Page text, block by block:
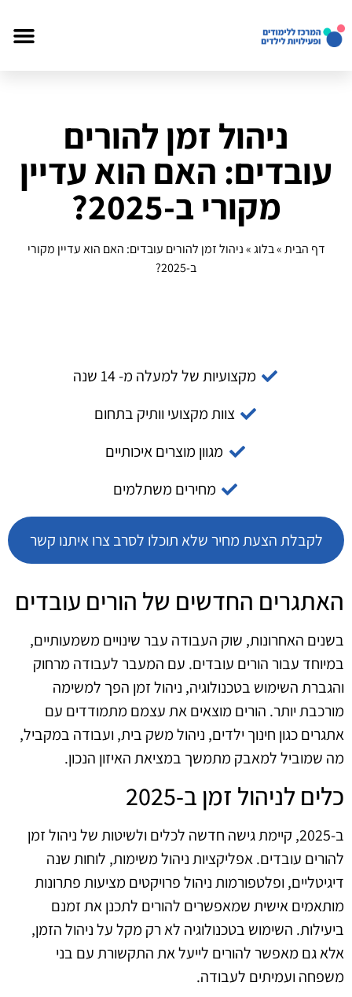
ניהול זמן להורים
עובדים: האם הוא עדיין
מקורי ב-2025?
דף הבית»בלוג»ניהול זמן להורים עובדים: האם הוא עדיין מקורי
ב-2025?
מקצועיות של למעלה מ- 14 שנה
צוות מקצועי וותיק בתחום
מגוון מוצרים איכותיים
מחירים משתלמים
לקבלת הצעת מחיר שלא תוכלו לסרב צרו איתנו קשר
האתגרים החדשים של הורים עובדים
בשנים האחרונות, שוק העבודה עבר שינויים משמעותיים,
במיוחד עבור הורים עובדים. עם המעבר לעבודה מרחוק
והגברת השימוש בטכנולוגיה, ניהול זמן הפך למשימה
מורכבת יותר. הורים מוצאים את עצמם מתמודדים עם
אתגרים כגון חינוך ילדים, ניהול משק בית, ועבודה במקביל,
מה שמוביל למאבק מתמשך במציאת האיזון הנכון.
כלים לניהול זמן ב-2025
ב-2025, קיימת גישה חדשה לכלים ולשיטות של ניהול זמן
להורים עובדים. אפליקציות ניהול משימות, לוחות שנה
דיגיטליים, ופלטפורמות ניהול פרויקטים מציעות פתרונות
מותאמים אישית שמאפשרים להורים לתכנן את זמנם
ביעילות. השימוש בטכנולוגיה לא רק מקל על ניהול הזמן,
אלא גם מאפשר להורים לייעל את התקשורת עם בני
משפחה ועמיתים לעבודה.